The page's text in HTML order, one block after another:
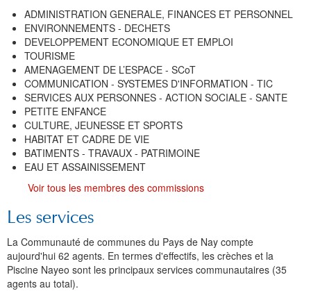
ADMINISTRATION GENERALE, FINANCES ET PERSONNEL
ENVIRONNEMENTS - DECHETS
DEVELOPPEMENT ECONOMIQUE ET EMPLOI
TOURISME
AMENAGEMENT DE L’ESPACE - SCoT
COMMUNICATION - SYSTEMES D'INFORMATION - TIC
SERVICES AUX PERSONNES - ACTION SOCIALE - SANTE
PETITE ENFANCE
CULTURE, JEUNESSE ET SPORTS
HABITAT ET CADRE DE VIE
BATIMENTS - TRAVAUX - PATRIMOINE
EAU ET ASSAINISSEMENT
Voir tous les membres des commissions
Les services
La Communauté de communes du Pays de Nay compte
aujourd'hui 62 agents. En termes d'effectifs, les crèches et la
Piscine Nayeo sont les principaux services communautaires (35
agents au total).